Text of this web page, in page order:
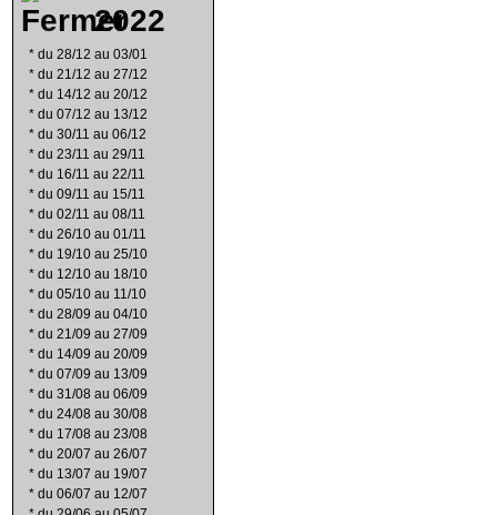
2022
* du 28/12 au 03/01
* du 21/12 au 27/12
* du 14/12 au 20/12
* du 07/12 au 13/12
* du 30/11 au 06/12
* du 23/11 au 29/11
* du 16/11 au 22/11
* du 09/11 au 15/11
* du 02/11 au 08/11
* du 26/10 au 01/11
* du 19/10 au 25/10
* du 12/10 au 18/10
* du 05/10 au 11/10
* du 28/09 au 04/10
* du 21/09 au 27/09
* du 14/09 au 20/09
* du 07/09 au 13/09
* du 31/08 au 06/09
* du 24/08 au 30/08
* du 17/08 au 23/08
* du 20/07 au 26/07
* du 13/07 au 19/07
* du 06/07 au 12/07